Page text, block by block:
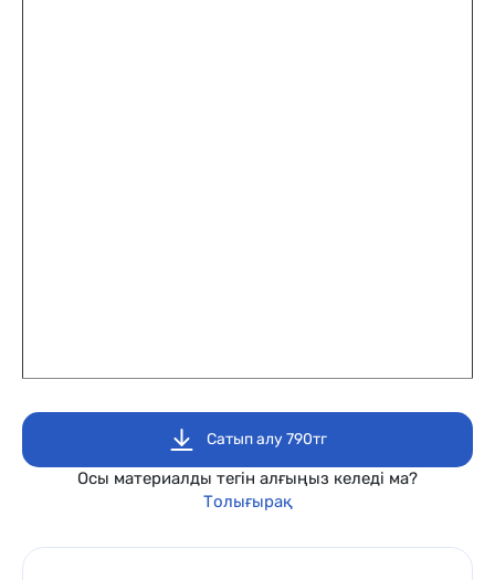
Сатып алу 790тг
Осы материалды тегін алғыңыз келеді ма?
Толығырақ